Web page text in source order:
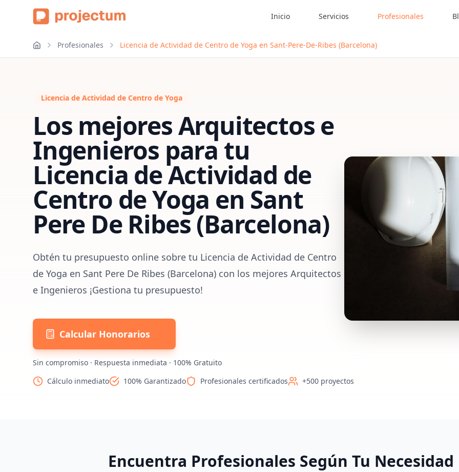
Inicio Servicios Profesionales
Profesionales Licencia de Actividad de Centro de Yoga en Sant-Pere-De-Ribes (Barcelona)
Licencia de Actividad de Centro de Yoga
Los mejores Arquitectos e
Ingenieros para tu
Licencia de Actividad de
Centro de Yoga en Sant
Pere De Ribes (Barcelona)
Obtén tu presupuesto online sobre tu Licencia de Actividad de Centro
de Yoga en Sant Pere De Ribes (Barcelona) con los mejores Arquitectos
e Ingenieros ¡Gestiona tu presupuesto!
Calcular Honorarios
Sin compromiso · Respuesta inmediata · 100% Gratuito
Cálculo inmediato
100% Garantizado Profesionales certificados +500 proyectos
Encuentra Profesionales Según Tu Necesidad